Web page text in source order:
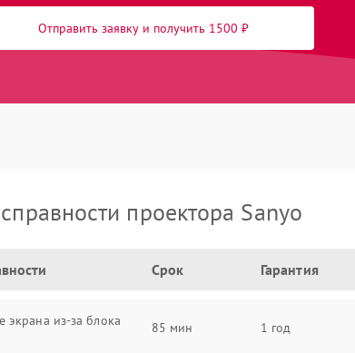
Отправить заявку и получить 1500 ₽
проектора Sanyo
Срок Гарантия
экрана из-за блока
85 мин 1 год